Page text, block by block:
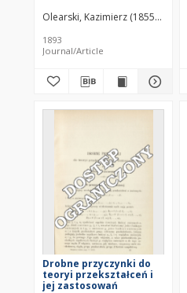
ryciną)
Olearski, Kazimierz (1855–1936)
1893
Journal/Article
Drobne przyczynki do
teoryi przekształceń i
jej zastosowań